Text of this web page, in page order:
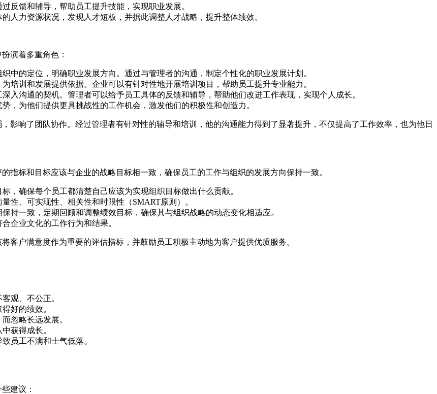
反馈和辅导，帮助员工提升技能，实现职业发展。
人力资源状况，发现人才短板，并据此调整人才战略，提升整体绩效。
演着多重角色：
中的定位，明确职业发展方向。通过与管理者的沟通，制定个性化的职业发展计划。
培训和发展提供依据。企业可以有针对性地开展培训项目，帮助员工提升专业能力。
入沟通的契机。管理者可以给予员工具体的反馈和辅导，帮助他们改进工作表现，实现个人成长。
，为他们提供更具挑战性的工作机会，激发他们的积极性和创造力。
影响了团队协作。经过管理者有针对性的辅导和培训，他的沟通能力得到了显著提升，不仅提高了工作效率，也为他日
指标和目标应该与企业的战略目标相一致，确保员工的工作与组织的发展方向保持一致。
，确保每个员工都清楚自己应该为实现组织目标做出什么贡献。
性、可实现性、相关性和时限性（SMART原则）。
持一致，定期回顾和调整绩效目标，确保其与组织战略的动态变化相适应。
企业文化的工作行为和结果。
客户满意度作为重要的评估指标，并鼓励员工积极主动地为客户提供优质服务。
观、不公正。
好的绩效。
忽略长远发展。
获得成长。
员工不满和士气低落。
建议：